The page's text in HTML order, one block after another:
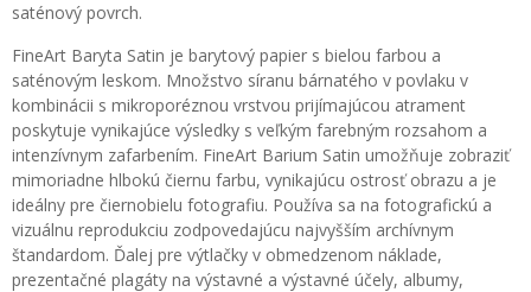
saténový povrch.
FineArt Baryta Satin je barytový papier s bielou farbou a
saténovým leskom. Množstvo síranu bárnatého v povlaku v
kombinácii s mikroporéznou vrstvou prijímajúcou atrament
poskytuje vynikajúce výsledky s veľkým farebným rozsahom a
intenzívnym zafarbením. FineArt Barium Satin umožňuje zobraziť
mimoriadne hlbokú čiernu farbu, vynikajúcu ostrosť obrazu a je
ideálny pre čiernobielu fotografiu. Používa sa na fotografickú a
vizuálnu reprodukciu zodpovedajúcu najvyšším archívnym
štandardom. Ďalej pre výtlačky v obmedzenom náklade,
prezentačné plagáty na výstavné a výstavné účely, albumy,